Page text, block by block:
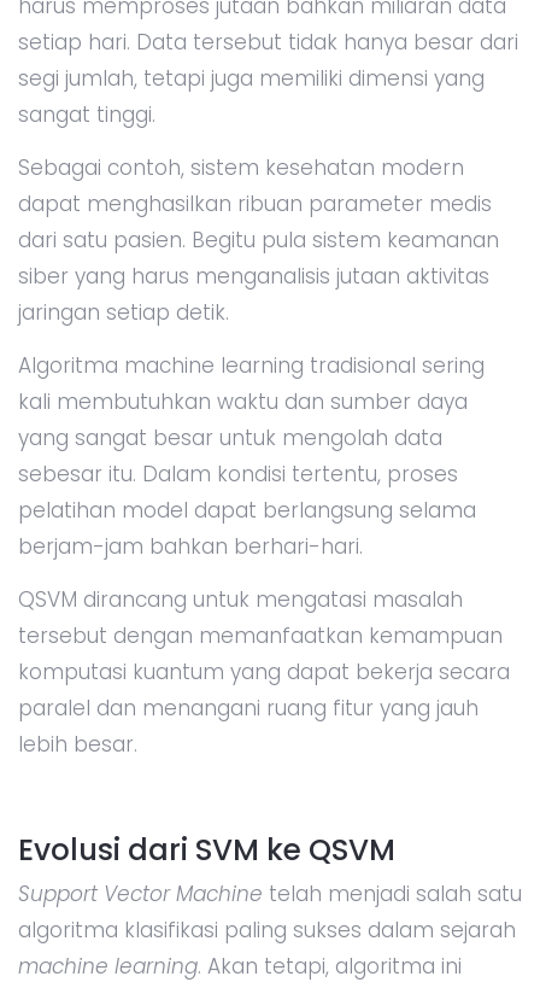
harus memproses jutaan bahkan miliaran data
setiap hari. Data tersebut tidak hanya besar dari
segi jumlah, tetapi juga memiliki dimensi yang
sangat tinggi.
Sebagai contoh, sistem kesehatan modern
dapat menghasilkan ribuan parameter medis
dari satu pasien. Begitu pula sistem keamanan
siber yang harus menganalisis jutaan aktivitas
jaringan setiap detik.
Algoritma machine learning tradisional sering
kali membutuhkan waktu dan sumber daya
yang sangat besar untuk mengolah data
sebesar itu. Dalam kondisi tertentu, proses
pelatihan model dapat berlangsung selama
berjam-jam bahkan berhari-hari.
QSVM dirancang untuk mengatasi masalah
tersebut dengan memanfaatkan kemampuan
komputasi kuantum yang dapat bekerja secara
paralel dan menangani ruang fitur yang jauh
lebih besar.
Evolusi dari SVM ke QSVM
Support Vector Machine telah menjadi salah satu
algoritma klasifikasi paling sukses dalam sejarah
machine learning. Akan tetapi, algoritma ini